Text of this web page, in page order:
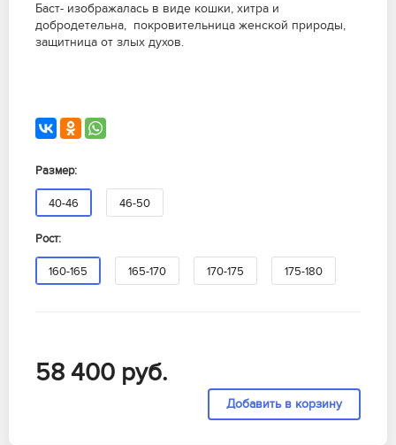
Баст- изображалась в виде кошки, хитра и
добродетельна, покровительница женской природы,
защитница от злых духов.
Размер:
40-46 46-50
Рост:
160-165 165-170 170-175 175-180
58 400 руб.